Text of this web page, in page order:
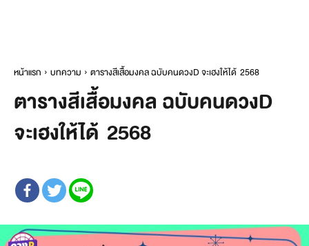
หน้าแรก บทความ ตารางสีเสื้อมงคล ฉบับคนดวงD จะเฮงให้ได้ 2568
ตารางสีเสื้อมงคล ฉบับคนดวงD
จะเฮงให้ได้ 2568